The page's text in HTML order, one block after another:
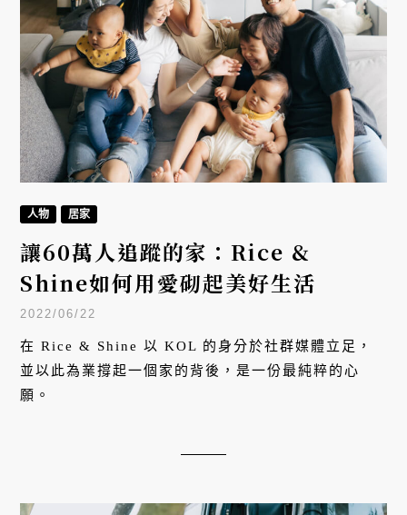
人物 居家
讓60萬人追蹤的家：Rice &
Shine如何用愛砌起美好生活
2022/06/22
在 Rice & Shine 以 KOL 的身分於社群媒體立足，
並以此為業撐起一個家的背後，是一份最純粹的心
願。